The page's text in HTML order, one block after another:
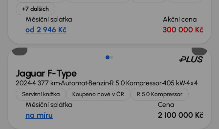
+7 dalších
Měsíční splátka
od 2 946 Kč
Akční cena
300 000 Kč
Jaguar F-Type
20244 377 kmAutomatBenzín R 5.0 Kompressor405 kW4x4
Servisní knížka Koupeno nové v ČR R 5.0 Kompressor
Měsíční splátka
na míru
Cena
2 100 000 Kč